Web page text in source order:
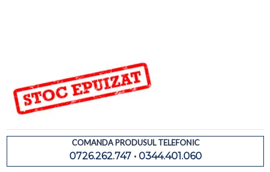
COMANDA PRODUSUL TELEFONIC
0726.262.747 • 0344.401.060